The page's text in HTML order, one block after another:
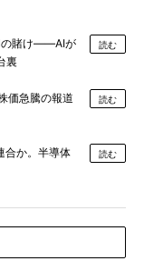
の賭け――AIが
裏
読む
価急騰の報道
読む
合か。半導体
読む